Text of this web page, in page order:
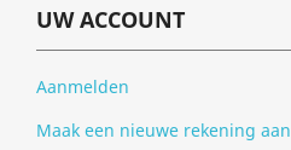
UW ACCOUNT
Aanmelden
Maak een nieuwe rekening aan